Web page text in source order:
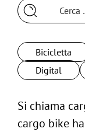
Bicicletta
Digital
Si chiama
cargo bike